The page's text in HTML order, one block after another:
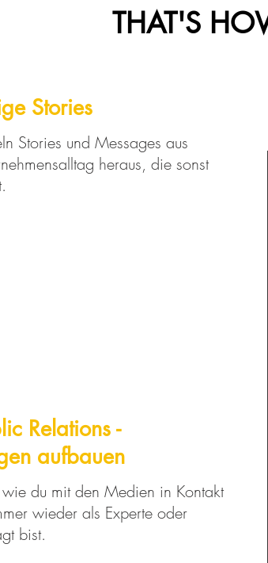
THAT'S
Stories
Stories und Messages aus
heraus, die sonst
Relations -
aufbauen
du mit den Medien in Kontakt
wieder als Experte oder
bist.